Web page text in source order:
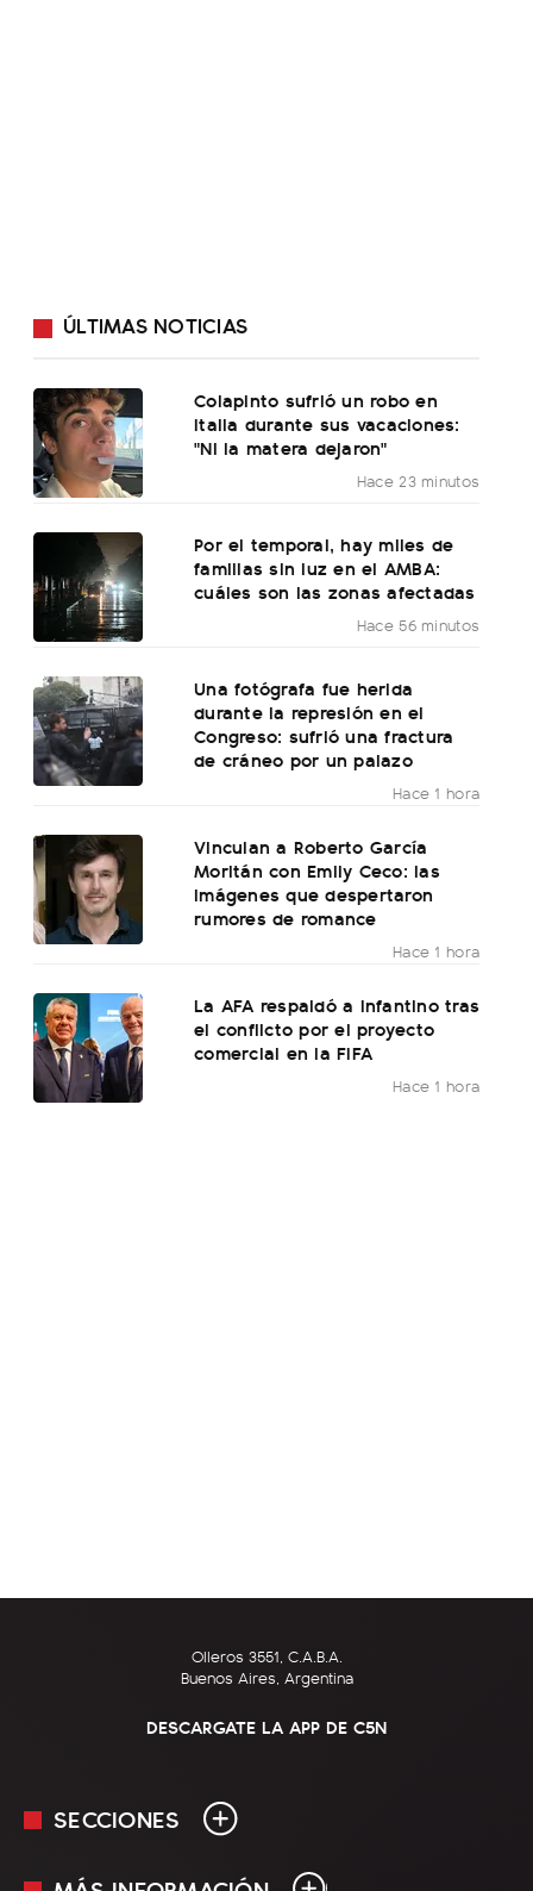
ÚLTIMAS NOTICIAS
Colapinto sufrió un robo en
Italia durante sus vacaciones:
"Ni la matera dejaron"
Hace 23 minutos
Por el temporal, hay miles de
familias sin luz en el AMBA:
cuáles son las zonas afectadas
Hace 56 minutos
Una fotógrafa fue herida
durante la represión en el
Congreso: sufrió una fractura
de cráneo por un palazo
Hace 1 hora
Vinculan a Roberto García
Moritán con Emily Ceco: las
imágenes que despertaron
rumores de romance
Hace 1 hora
La AFA respaldó a Infantino tras
el conflicto por el proyecto
comercial en la FIFA
Hace 1 hora
Olleros 3551, C.A.B.A.
Buenos Aires, Argentina
DESCARGATE LA APP DE C5N
SECCIONES